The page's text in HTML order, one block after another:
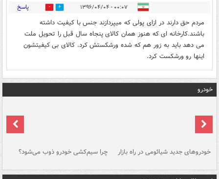
۰۰:۰۷ - ۱۳۹۶/۰۴/۰۴ 7 پاسخ
مردم حق دارند در ازای پولی که میپردازند جنس با کیفیت داشته
باشند.کارخانه ای که هنوز همان کالای پنجاه سال قبل را تحویل ملت
می دهد باید به زور هم که شده ورشکستش کرد. کالای بی کیفیتشون
اینها رو ورشکست کرد.
خودرو
خودروهای جدید شیائومی در راه بازار چرا سیم‌کشی خودرو ذوب می‌شود؟